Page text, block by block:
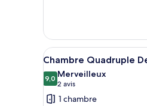
ou
avec
lits
jumeaux
le
type
de
chambre
Chambre
Supérieure
Double
Afficher
toutes
les
photos
3
Chambre Quadruple
9,09,0 sur 10
Merveilleux
2 avis
(2 avis)
1 chambre